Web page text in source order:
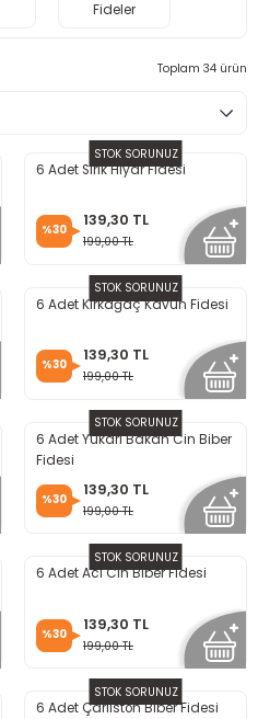
Fideler
Toplam 34 ürün
STOK SORUNUZ
6 Adet Sırık Hıyar Fidesi
%30
139,30 TL
199,00 TL
STOK SORUNUZ
6 Adet Kırkağaç Kavun Fidesi
%30
139,30 TL
199,00 TL
STOK SORUNUZ
6 Adet Yukarı Bakan Cin Biber
Fidesi
%30
139,30 TL
199,00 TL
STOK SORUNUZ
6 Adet Acı Cin Biber Fidesi
%30
139,30 TL
199,00 TL
STOK SORUNUZ
6 Adet Çarliston Biber Fidesi